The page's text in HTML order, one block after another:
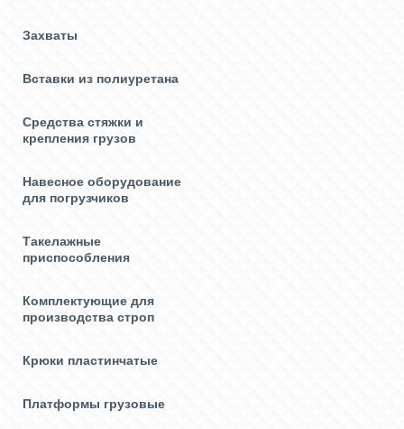
Захваты
Вставки из полиуретана
Средства стяжки и
крепления грузов
Навесное оборудование
для погрузчиков
Такелажные
приспособления
Комплектующие для
производства строп
Крюки пластинчатые
Платформы грузовые